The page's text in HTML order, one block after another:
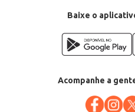
Baixe o
Acompanhe a